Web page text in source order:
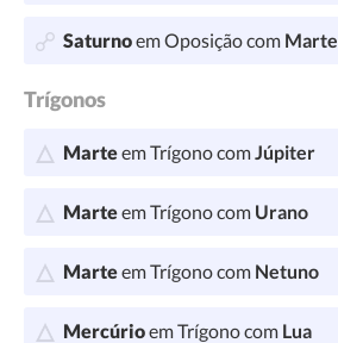
Saturnoem Oposição com Marte
Trígonos
Marteem Trígono comJúpiter
Marteem Trígono com Urano
Marteem Trígono com Netuno
Mercúrioem Trígono com Lua